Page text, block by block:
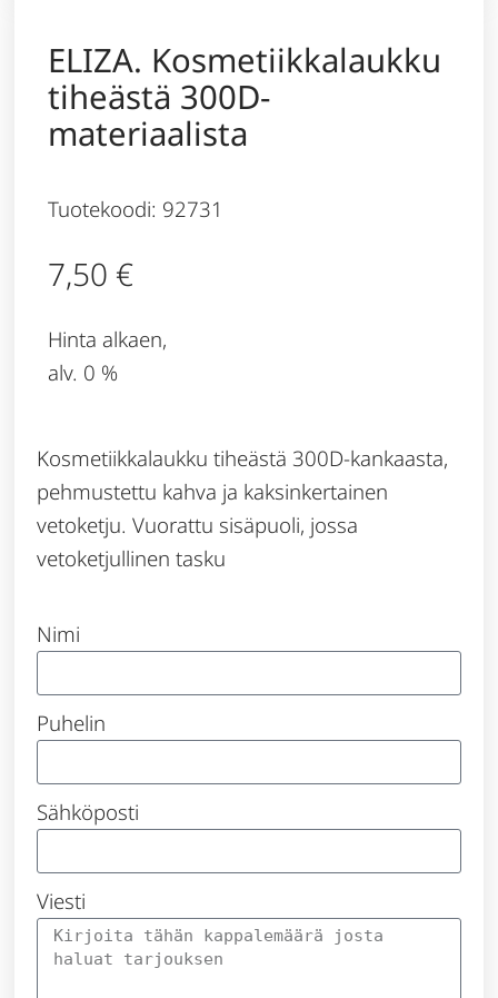
ELIZA. Kosmetiikkalaukku
tiheästä 300D-
materiaalista
Tuotekoodi: 92731
7,50 €
Hinta alkaen,
alv. 0 %
Kosmetiikkalaukku tiheästä 300D-kankaasta,
pehmustettu kahva ja kaksinkertainen
vetoketju. Vuorattu sisäpuoli, jossa
vetoketjullinen tasku
Nimi
Puhelin
Sähköposti
Viesti